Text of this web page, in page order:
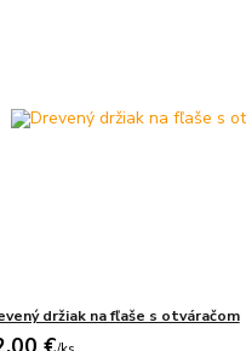
držiak na fľaše s otváračom